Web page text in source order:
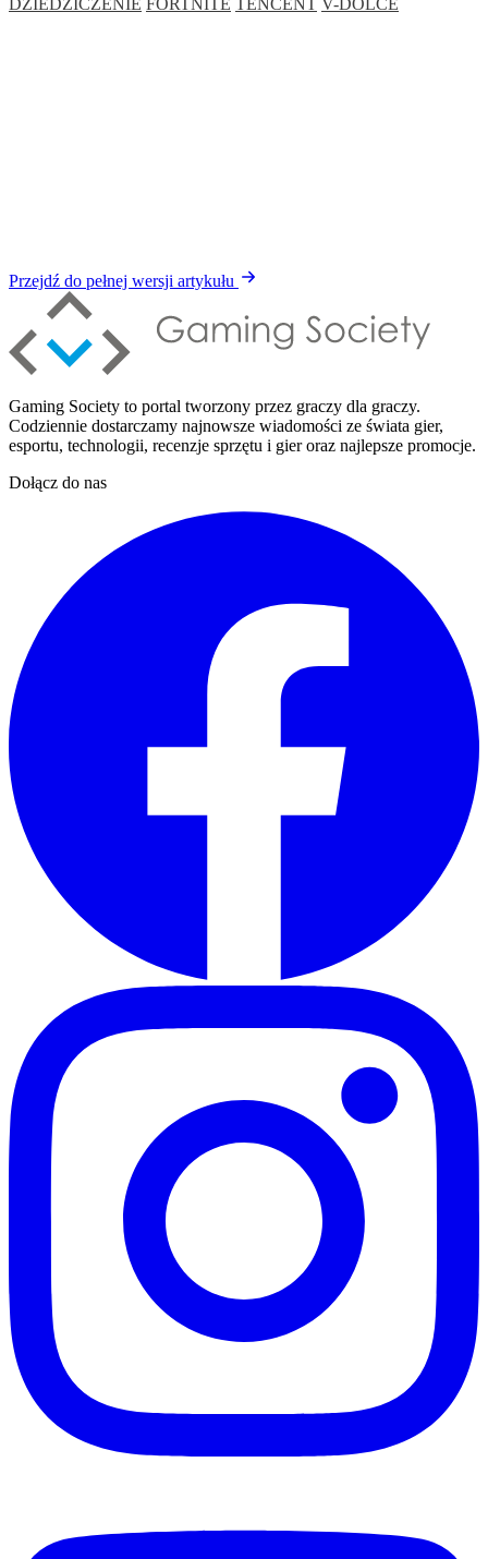
Przejdź do pełnej wersji artykułu
Gaming Society to portal tworzony przez graczy dla graczy.
Codziennie dostarczamy najnowsze wiadomości ze świata gier,
esportu, technologii, recenzje sprzętu i gier oraz najlepsze promocje.
Dołącz do nas